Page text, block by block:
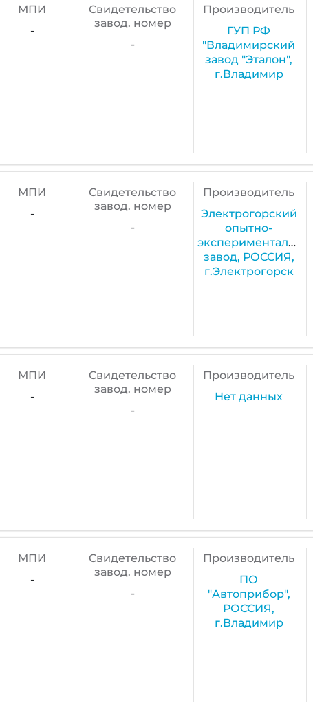
МПИ
-
Cвидетельство
завод. номер
-
Производитель
ГУП РФ
"Владимирский
завод "Эталон",
г.Владимир
МПИ
-
Cвидетельство
завод. номер
-
Производитель
Электрогорский
опытно-
экспериментальный
завод, РОССИЯ,
г.Электрогорск
МПИ
-
Cвидетельство
завод. номер
-
Производитель
Нет данных
МПИ
-
Cвидетельство
завод. номер
-
Производитель
ПО
"Автоприбор",
РОССИЯ,
г.Владимир